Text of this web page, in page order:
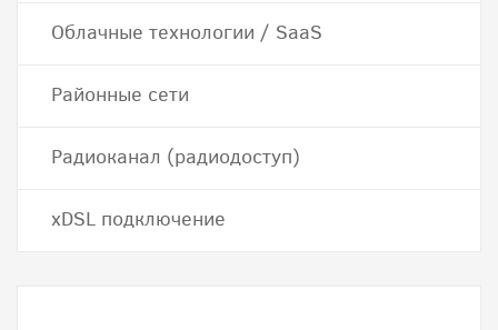
Облачные технологии / SaaS
Районные сети
Радиоканал (радиодоступ)
хDSL подключение